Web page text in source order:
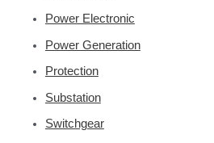
Power Electronic
Power Generation
Protection
Substation
Switchgear